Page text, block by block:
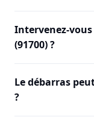
Intervenez-
(91700) ?
Le débarras
?